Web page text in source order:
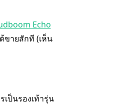
Echo
ขายสักที (เห็น
ป็นรองเท้ารุ่น